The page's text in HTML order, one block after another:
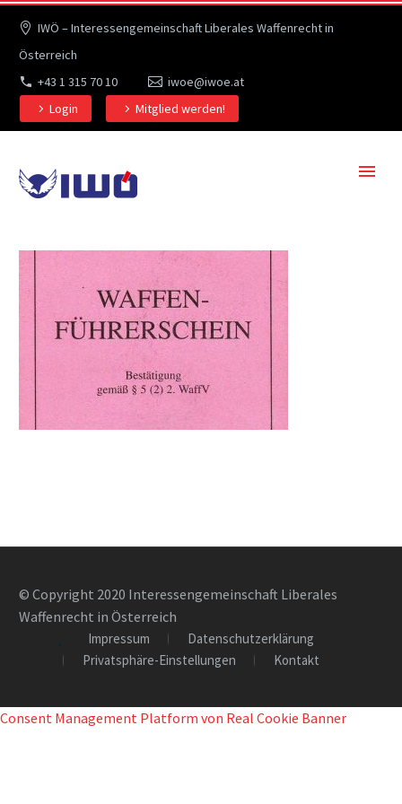
IWÖ – Interessengemeinschaft Liberales Waffenrecht in
Österreich
+43 1 315 70 10
iwoe@iwoe.at
Login
Mitglied werden!
© Copyright 2020 Interessengemeinschaft Liberales
Waffenrecht in Österreich
Impressum
Datenschutzerklärung
Privatsphäre-Einstellungen
Kontakt
Consent Management Platform von Real Cookie Banner